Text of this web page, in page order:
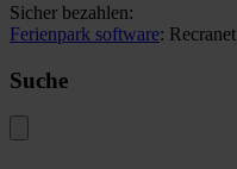
Sicher bezahlen:
Ferienpark software: Recranet
Suche